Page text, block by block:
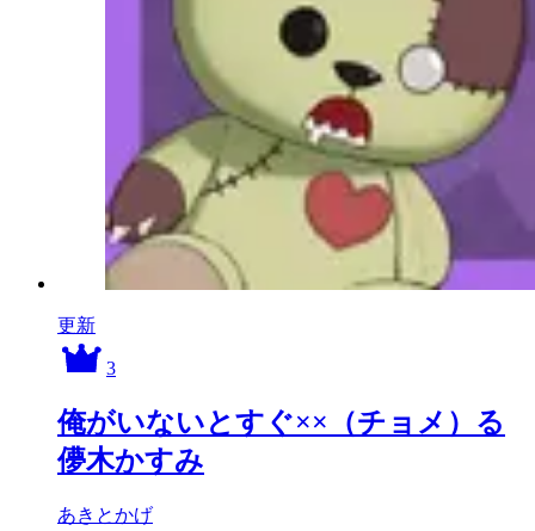
更新
3
俺がいないとすぐ××（チョメ）る
儚木かすみ
あきとかげ